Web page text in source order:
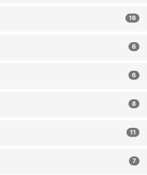
16
6
6
8
11
7